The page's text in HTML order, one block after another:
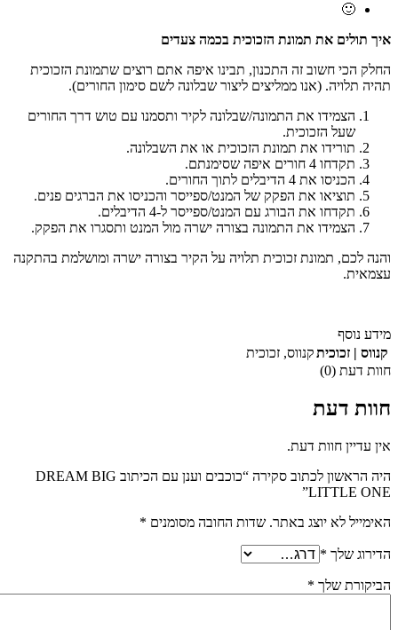
🙂
איך תולים את תמונת הזכוכית בכמה צעדים
החלק הכי חשוב זה התכנון, תבינו איפה אתם רוצים שתמונת הזכוכית
תהיה תלויה. (אנו ממליצים ליצור שבלונה לשם סימון החורים).
הצמידו את התמונה/שבלונה לקיר ותסמנו עם טוש דרך החורים
שעל הזכוכית.
תורידו את תמונת הזכוכית או את השבלונה.
תקדחו 4 חורים איפה שסימנתם.
הכניסו את 4 הדיבלים לתוך החורים.
תוציאו את הפקק של המנט/ספייסר והכניסו את הברגים פנים.
תקדחו את הבורג עם המנט/ספייסר ל-4 הדיבלים.
הצמידו את התמונה בצורה ישרה מול המנט ותסגרו את הפקק.
והנה לכם, תמונת זכוכית תלויה על הקיר בצורה ישרה ומושלמת בהתקנה
עצמאית.
מידע נוסף
קנווס | זכוכיתקנווס, זכוכית
חוות דעת (0)
חוות דעת
אין עדיין חוות דעת.
היה הראשון לכתוב סקירה “כוכבים וענן עם הכיתוב DREAM BIG
LITTLE ONE”
האימייל לא יוצג באתר. שדות החובה מסומנים *
הדירוג שלך *
הביקורת שלך *